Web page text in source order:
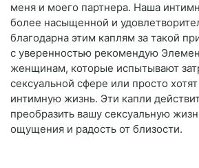
меня и моего партнера. Наша
более насыщенной и
благодарна этим каплям за такой
с уверенностью рекомендую
женщинам, которые испытывают
сексуальной сфере или просто
интимную жизнь. Эти капли
преобразить вашу сексуальную
ощущения и радость от близости.